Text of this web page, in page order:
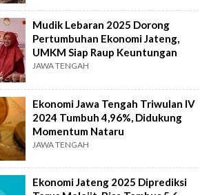
Mudik Lebaran 2025 Dorong
Pertumbuhan Ekonomi Jateng,
UMKM Siap Raup Keuntungan
JAWA TENGAH
Ekonomi Jawa Tengah Triwulan IV
2024 Tumbuh 4,96%, Didukung
Momentum Nataru
JAWA TENGAH
Ekonomi Jateng 2025 Diprediksi